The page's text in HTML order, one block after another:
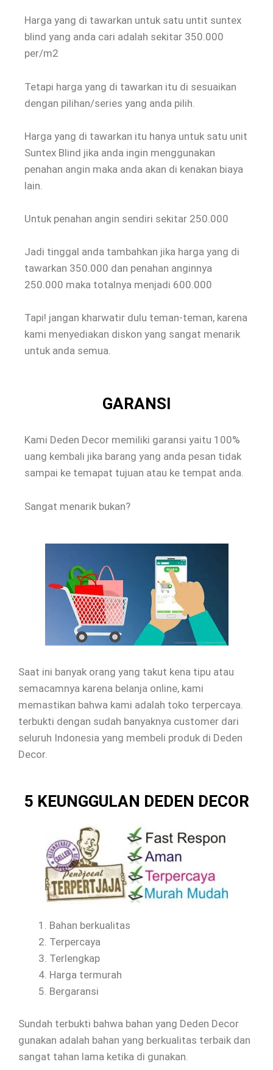
Harga yang di tawarkan untuk satu untit suntex
blind yang anda cari adalah sekitar 350.000
per/m2
Tetapi harga yang di tawarkan itu di sesuaikan
dengan pilihan/series yang anda pilih.
Harga yang di tawarkan itu hanya untuk satu unit
Suntex Blind jika anda ingin menggunakan
penahan angin maka anda akan di kenakan biaya
lain.
Untuk penahan angin sendiri sekitar 250.000
Jadi tinggal anda tambahkan jika harga yang di
tawarkan 350.000 dan penahan anginnya
250.000 maka totalnya menjadi 600.000
Tapi! jangan kharwatir dulu teman-teman, karena
kami menyediakan diskon yang sangat menarik
untuk anda semua.
GARANSI
Kami Deden Decor memiliki garansi yaitu 100%
uang kembali jika barang yang anda pesan tidak
sampai ke temapat tujuan atau ke tempat anda.
Sangat menarik bukan?
Saat ini banyak orang yang takut kena tipu atau
semacamnya karena belanja online, kami
memastikan bahwa kami adalah toko terpercaya.
terbukti dengan sudah banyaknya customer dari
seluruh Indonesia yang membeli produk di Deden
Decor.
5 KEUNGGULAN DEDEN DECOR
Bahan berkualitas
Terpercaya
Terlengkap
Harga termurah
Bergaransi
Sundah terbukti bahwa bahan yang Deden Decor
gunakan adalah bahan yang berkualitas terbaik dan
sangat tahan lama ketika di gunakan.